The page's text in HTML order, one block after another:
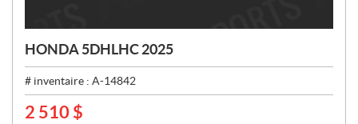
HONDA 5DHLHC 2025
# inventaire : A-14842
P
2 510 $